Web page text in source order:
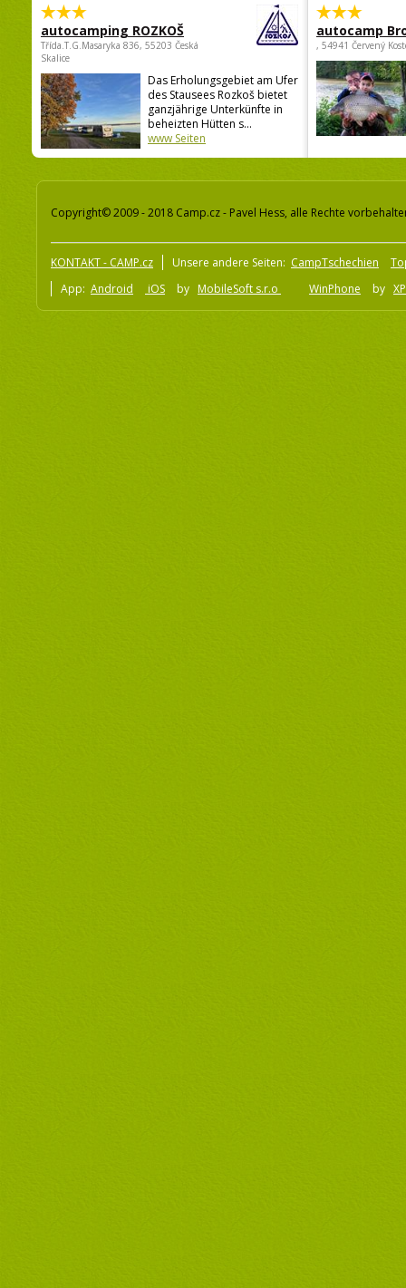
autocamping ROZKOŠ
Třída.T.G.Masaryka 836, 55203 Česká
Skalice
Das Erholungsgebiet am Ufer
des Stausees Rozkoš bietet
ganzjährige Unterkünfte in
beheizten Hütten s...
www Seiten
autocamp
, 54941 Červený
Copyright© 2009 - 2018 Camp.cz - Pavel Hess, alle Rechte
KONTAKT - CAMP.cz Unsere andere Seiten: CampTschechien
App: Android iOS by MobileSoft s.r.o WinPhone by